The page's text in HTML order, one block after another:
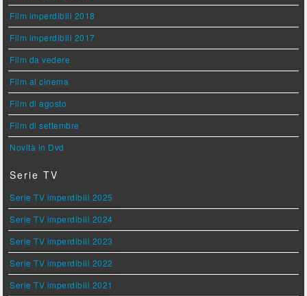
Film imperdibili 2018
Film imperdibili 2017
Film da vedere
Film al cinema
Film di agosto
Film di settembre
Novità in Dvd
Serie TV
Serie TV imperdibili 2025
Serie TV imperdibili 2024
Serie TV imperdibili 2023
Serie TV imperdibili 2022
Serie TV imperdibili 2021